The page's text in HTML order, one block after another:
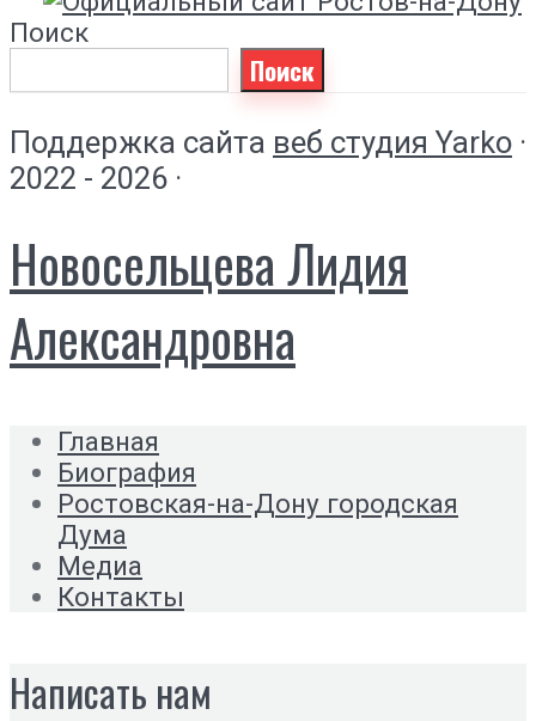
Поиск
Поиск
Поддержка сайта веб студия Yarko ·
2022 - 2026 ·
Новосельцева Лидия
Александровна
Главная
Биография
Ростовская-на-Дону городская
Дума
Медиа
Контакты
Написать нам